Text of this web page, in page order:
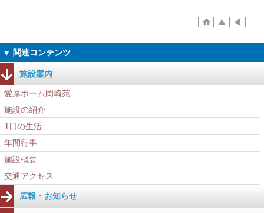
施設案内
愛厚ホーム岡崎苑
施設の紹介
1日の生活
年間行事
施設概要
交通アクセス
広報・お知らせ